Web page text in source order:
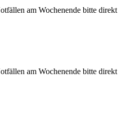
am Wochenende bitte direkt
am Wochenende bitte direkt